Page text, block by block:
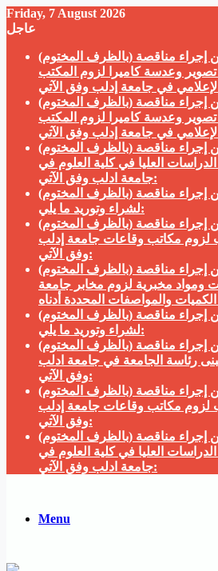
Friday, 7 August 2026
عاجل
إجراء مناقصة (بالظرف المختوم)
تصوير وعدسة كاميرا لزوم المكتب
إجراء مناقصة (بالظرف المختوم)
تصوير وعدسة كاميرا لزوم المكتب
إجراء مناقصة (بالظرف المختوم)
العليا في كلية العلوم في
جامعة ادلب وفق الآتي:
إجراء مناقصة (بالظرف المختوم)
لشراء وتوريد ما يلي:
إجراء مناقصة (بالظرف المختوم)
لزوم مكاتب وقاعات جامعة إدلب
وفق الآتي:
إجراء مناقصة (بالظرف المختوم)
ومواد مخبرية لزوم مخابر جامعة
إجراء مناقصة (بالظرف المختوم)
لشراء وتوريد ما يلي:
إجراء مناقصة (بالظرف المختوم)
رئاسة الجامعة في جامعة ادلب
وفق الآتي:
إجراء مناقصة (بالظرف المختوم)
لزوم مكاتب وقاعات جامعة إدلب
وفق الآتي:
إجراء مناقصة (بالظرف المختوم)
العليا في كلية العلوم في
جامعة ادلب وفق الآتي:
Menu